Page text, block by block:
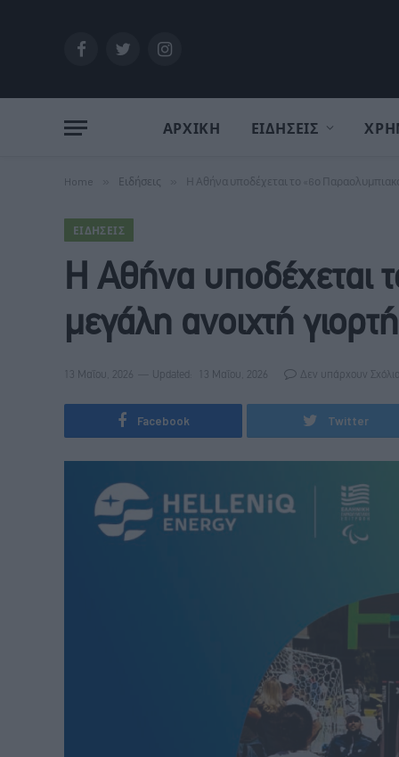
FacebookTwitterInstagram
ΑΡΧΙΚΗ ΕΙΔΗΣΕΙΣ
Home Ειδήσεις Η Αθήνα υποδέχεται το «6ο
ΕΙΔΉΣΕΙΣ
Η Αθήνα υποδέχεται
μεγάλη ανοιχτή
13 Μαΐου, 2026 Updated: 13 Μαΐου, 2026 Δεν υπάρχουν Σχόλια
Facebook Twitter